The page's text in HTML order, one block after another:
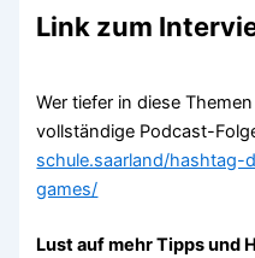
Link zum
Wer tiefer in diese
vollständige Podcast-
schule.saarland/
games/
Lust auf mehr Tipps und